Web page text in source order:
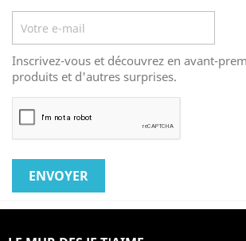
Inscrivez-vous et découvrez en avant-
produits et d'autres surprises.